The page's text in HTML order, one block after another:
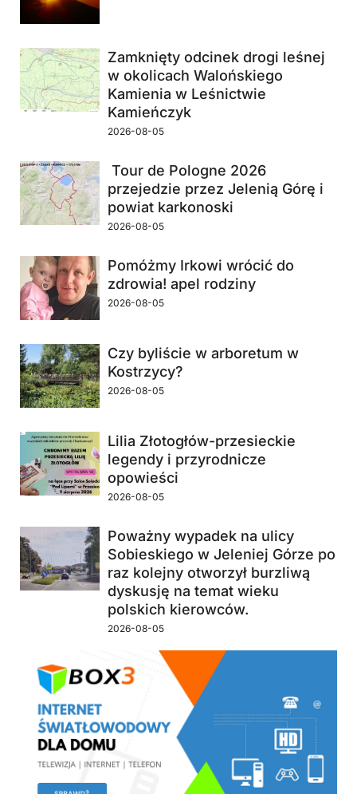
Zamknięty odcinek drogi leśnej
w okolicach Walońskiego
Kamienia w Leśnictwie
Kamieńczyk
2026-08-05
Tour de Pologne 2026
przejedzie przez Jelenią Górę i
powiat karkonoski
2026-08-05
Pomóżmy Irkowi wrócić do
zdrowia! apel rodziny
2026-08-05
Czy byliście w arboretum w
Kostrzycy?
2026-08-05
Lilia Złotogłów-przesieckie
legendy i przyrodnicze
opowieści
2026-08-05
Poważny wypadek na ulicy
Sobieskiego w Jeleniej Górze po
raz kolejny otworzył burzliwą
dyskusję na temat wieku
polskich kierowców.
2026-08-05